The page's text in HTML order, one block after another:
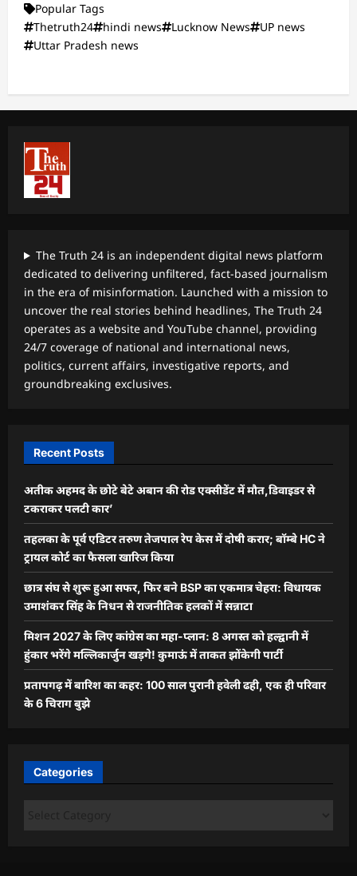
Popular Tags
Thetruth24
hindi news Lucknow News
UP news
Uttar Pradesh news
The Truth 24 is an independent digital news platform
dedicated to delivering unfiltered, fact-based journalism
in the era of misinformation. Launched with a mission to
uncover the real stories behind headlines, The Truth 24
operates as a website and YouTube channel, providing
24/7 coverage of national and international news,
politics, current affairs, investigative reports, and
groundbreaking exclusives.
Recent Posts
अतीक अहमद के छोटे बेटे अबान की रोड एक्सीडेंट में मौत,डिवाइडर से
टकराकर पलटी कार’
तहलका के पूर्व एडिटर तरुण तेजपाल रेप केस में दोषी करार; बॉम्बे HC ने
ट्रायल कोर्ट का फैसला खारिज किया
छात्र संघ से शुरू हुआ सफर, फिर बने BSP का एकमात्र चेहरा: विधायक
उमाशंकर सिंह के निधन से राजनीतिक हलकों में सन्नाटा
मिशन 2027 के लिए कांग्रेस का महा-प्लान: 8 अगस्त को हल्द्वानी में
हुंकार भरेंगे मल्लिकार्जुन खड़गे! कुमाऊं में ताकत झोंकेगी पार्टी
प्रतापगढ़ में बारिश का कहर: 100 साल पुरानी हवेली ढही, एक ही परिवार
के 6 चिराग बुझे
Categories